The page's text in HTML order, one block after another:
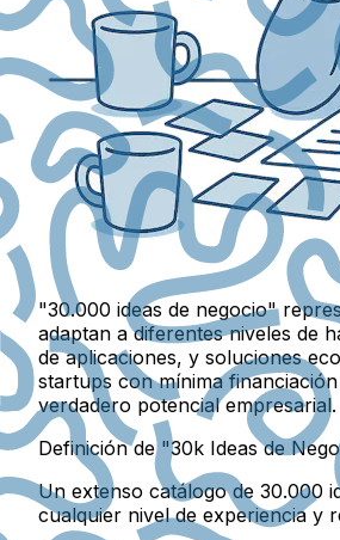
"30.000 ideas de negocio"
adaptan a diferentes niveles de
de aplicaciones, y soluciones
startups con mínima
verdadero potencial empresarial.
Definición de "30k Ideas de
Un extenso catálogo de 30.000
cualquier nivel de experiencia y